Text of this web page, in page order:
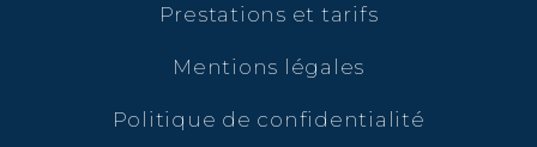
Prestations et tarifs
Mentions légales
Politique de confidentialité